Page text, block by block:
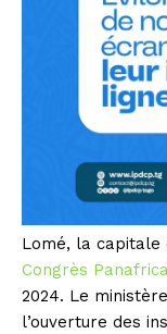
Lomé, la capitale
Congrès
2024. Le
l’ouverture des